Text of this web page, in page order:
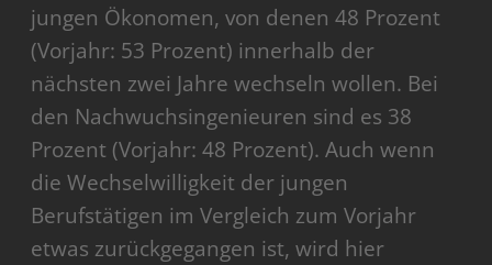
jungen Ökonomen, von denen 48 Prozent
(Vorjahr: 53 Prozent) innerhalb der
nächsten zwei Jahre wechseln wollen. Bei
den Nachwuchsingenieuren sind es 38
Prozent (Vorjahr: 48 Prozent). Auch wenn
die Wechselwilligkeit der jungen
Berufstätigen im Vergleich zum Vorjahr
etwas zurückgegangen ist, wird hier